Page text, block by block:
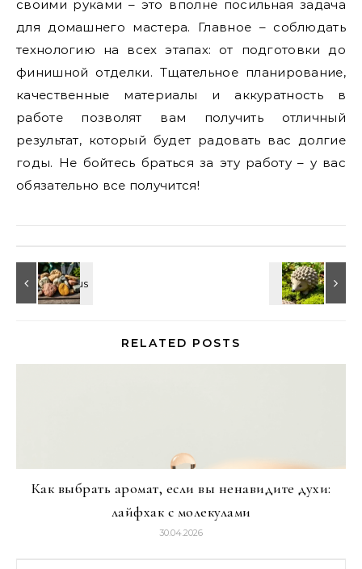
своими руками – это вполне посильная задача
для домашнего мастера. Главное – соблюдать
технологию на всех этапах: от подготовки до
финишной отделки. Тщательное планирование,
качественные материалы и аккуратность в
работе позволят вам получить отличный
результат, который будет радовать вас долгие
годы. Не бойтесь браться за эту работу – у вас
обязательно все получится!
RELATED POSTS
Как выбрать аромат, если вы ненавидите духи:
лайфхак с молекулами
30.04.2026